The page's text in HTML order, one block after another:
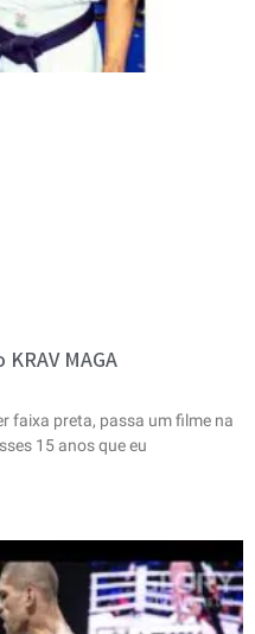
MAGA
faixa preta, passa um filme na
15 anos que eu